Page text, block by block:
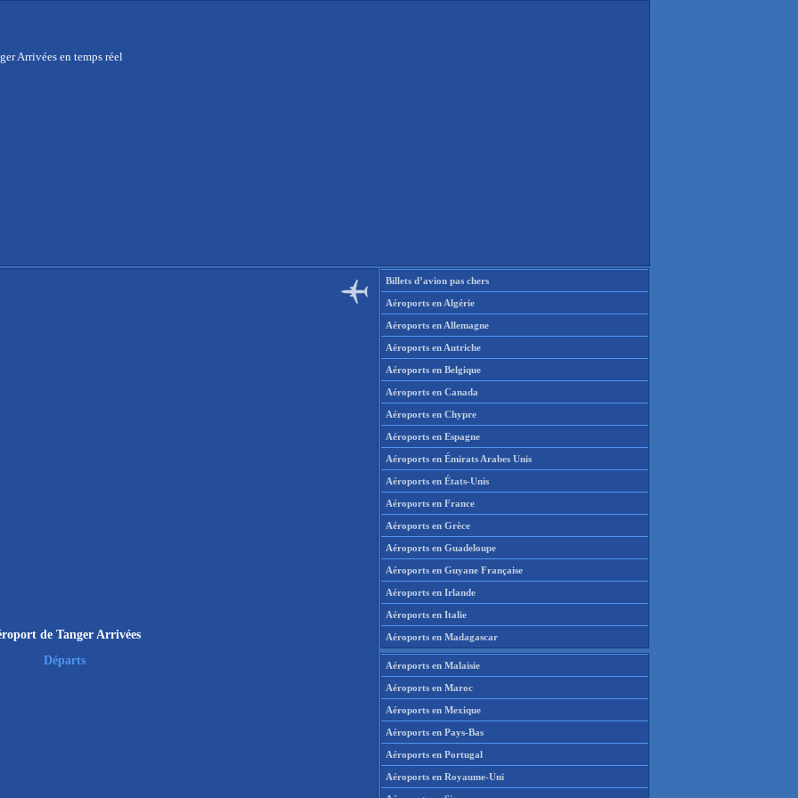
Arrivées en temps réel
de Tanger Arrivées
Départs
Billets d’avion pas chers
Aéroports en Algérie
Aéroports en Allemagne
Aéroports en Autriche
Aéroports en Belgique
Aéroports en Canada
Aéroports en Chypre
Aéroports en Espagne
Aéroports en Émirats Arabes Unis
Aéroports en États-Unis
Aéroports en France
Aéroports en Grèce
Aéroports en Guadeloupe
Aéroports en Guyane Française
Aéroports en Irlande
Aéroports en Italie
Aéroports en Madagascar
Aéroports en Malaisie
Aéroports en Maroc
Aéroports en Mexique
Aéroports en Pays-Bas
Aéroports en Portugal
Aéroports en Royaume-Uni